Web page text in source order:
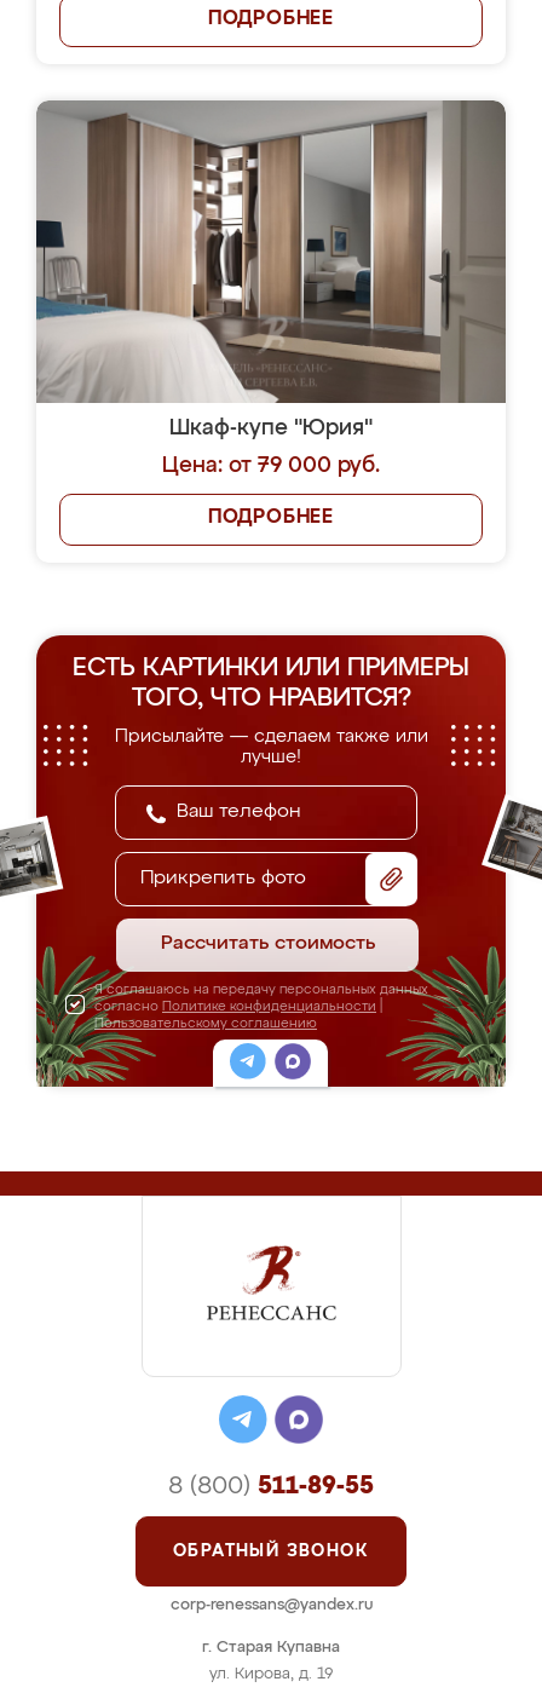
ПОДРОБНЕЕ
Шкаф-купе "Юрия"
Цена: от 79 000 руб.
ПОДРОБНЕЕ
ЕСТЬ КАРТИНКИ ИЛИ ПРИМЕРЫ
ТОГО, ЧТО НРАВИТСЯ?
Присылайте — сделаем также или
лучше!
Прикрепить фото
Рассчитать стоимость
Я соглашаюсь на передачу персональных данных
согласно Политике конфиденциальности
Пользовательскому соглашению
г. Старая Купавна
ул. Кирова, д. 19
8 (800) 511-89-55
ОБРАТНЫЙ ЗВОНОК
corp-renessans@yandex.ru